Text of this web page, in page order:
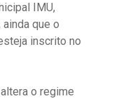
IMU,
que o
inscrito no
o regime